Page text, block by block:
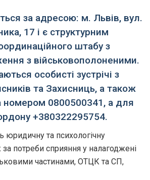
за адресою: м. Львів, вул.
17 і є структурним
штабу з
з військовополоненими.
особисті зустрічі з
та Захисниць, а також
номером 0800500341, а для
+380322295754.
та психологічну
потреби сприяння у налагоджені
частинами, ОТЦК та СП,